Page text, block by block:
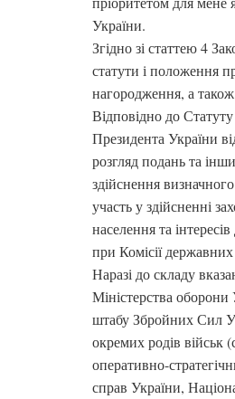
України.
Згідно зі статтею 4
статути і положення
нагородження, а
Відповідно до
Президента України
розгляд подань та
здійснення
участь у здійсненні
населення та
при Комісії
Наразі до складу
Міністерства
штабу Збройних Сил
окремих родів
оперативно-
справ України,